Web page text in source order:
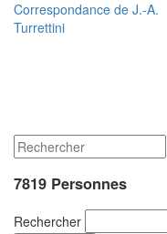
Correspondance de J.-A.
Turrettini
7819 Personnes
Rechercher